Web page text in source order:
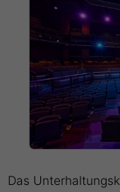
Das